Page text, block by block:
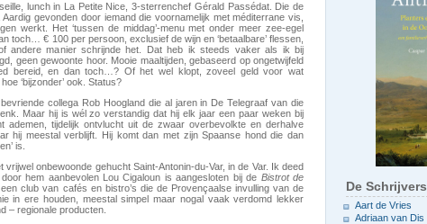
lunch in La Petite Nice, 3-sterrenchef Gérald Passédat. Die de
Aardig gevonden door iemand die voornamelijk met méditerrane vis,
werkt. Het ‘tussen de middag’-menu met onder meer zee-egel
toch… € 100 per persoon, exclusief de wijn en ‘betaalbare’ flessen,
andere manier schrijnde het. Dat heb ik steeds vaker als ik bij
geen gewoonte hoor. Mooie maaltijden, gebaseerd op ongetwijfeld
bereid, en dan toch…? Of het wel klopt, zoveel geld voor wat
‘bijzonder’ ook. Status?
collega Rob Hoogland die al jaren in De Telegraaf van die
Maar hij is wél zo verstandig dat hij elk jaar een paar weken bij
tijdelijk ontvlucht uit de zwaar overbevolkte en derhalve
hij meestal verblijft. Hij komt dan met zijn Spaanse hond die dan
is.
onbewoonde gehucht Saint-Antonin-du-Var, in de Var. Ik deed
hem aanbevolen Lou Cigaloun is aangesloten bij de Bistrot de
club van cafés en bistro’s die de Provençaalse invulling van de
in ere houden, meestal simpel maar nogal vaak verdomd lekker
– regionale producten.
De Schrijvers
Aart de Vries
Adriaan van Dis